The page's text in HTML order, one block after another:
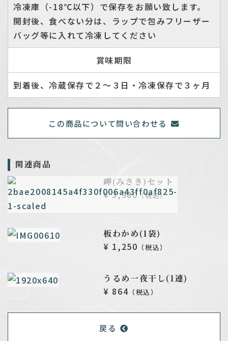
冷凍庫（-18℃以下）で保存をお願い致します。
開封後、食べない分は、ラップで包みフリーザー
バッグ等に入れて冷凍してください
賞味期限
到着後、冷蔵保存で２～３日・冷凍保存で３ヶ月
この商品について問い合わせる
関連商品
岬(みさき)セット
¥ 3,980 （税込）
板わかめ(1袋)
¥ 1,250 （税込）
うるめ一夜干し(1連)
¥ 864 （税込）
戻る